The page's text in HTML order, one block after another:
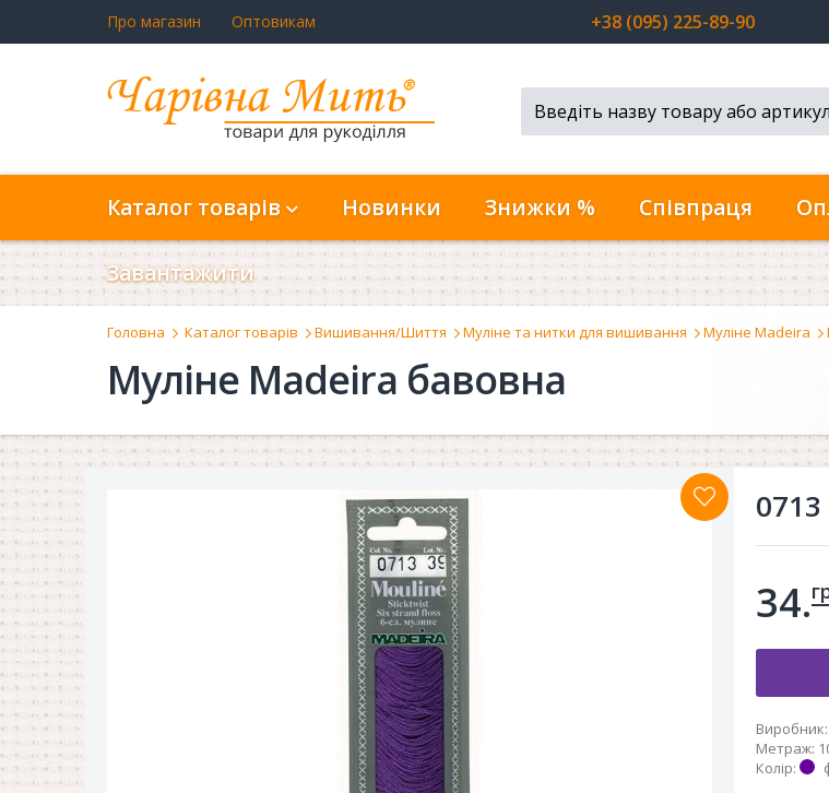
Про магазин Оптовикам +38 (095) 225-89-90
Каталог товарів Новинки Знижки % Співпраця
Завантажити
Головна Каталог товарів Вишивання/Шиття Муліне та нитки для вишивання Муліне Madeira
Муліне Madeira бавовна
34.
Виробник:
Метраж:
Колір: